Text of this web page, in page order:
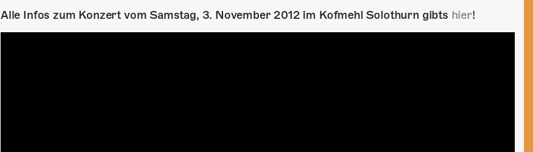
Alle Infos zum Konzert vom Samstag, 3. November 2012 im Kofmehl Solothurn gibts hier!